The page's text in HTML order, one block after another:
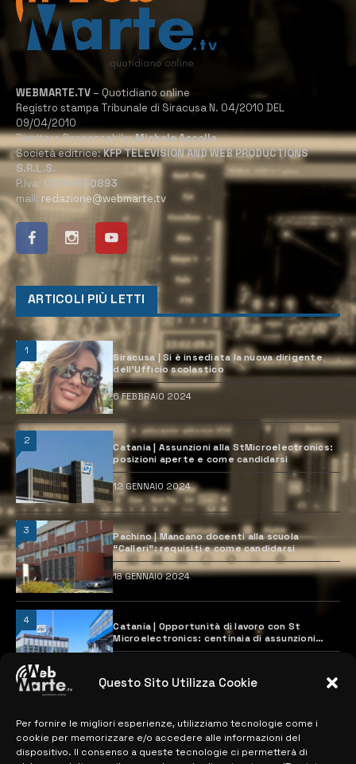
Questo Sito Utilizza Cookie
Per fornire le migliori esperienze, utilizziamo tecnologie come i
cookie per memorizzare e/o accedere alle informazioni del
dispositivo. Il consenso a queste tecnologie ci permetterà di
WEBMARTE.TV – Quotidiano online
Registro stampa Tribunale di Siracusa N. 04/2010 DEL
09/04/2010
Direttore Responsabile:Michele Accolla
Società editrice:KFP TELEVISION AND WEB PRODUCTIONS
S.R.L.S.
P.Iva: 02184950893
mail: redazione@webmarte.tv
ARTICOLI PIÙ LETTI
1
Siracusa | Si è insediata la nuova dirigente
dell’Ufficio scolastico
6 FEBBRAIO 2024
2
Catania | Assunzioni alla StMicroelectronics:
posizioni aperte e come candidarsi
12 GENNAIO 2024
3
Pachino | Mancano docenti alla scuola
“Calleri”: requisiti e come candidarsi
18 GENNAIO 2024
4
Catania | Opportunità di lavoro con St
Microelectronics: centinaia di assunzioni
previste
MAPPA DEL SITO